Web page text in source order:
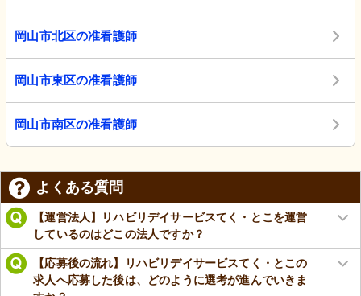
岡山市北区の准看護師
岡山市東区の准看護師
岡山市南区の准看護師
よくある質問
【運営法人】リハビリデイサービスてく・とこを運営
しているのはどこの法人ですか？
【応募後の流れ】リハビリデイサービスてく・とこの
求人へ応募した後は、どのように選考が進んでいきま